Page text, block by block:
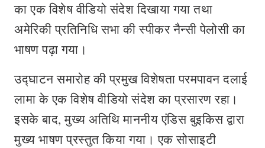
का एक विशेष वीडियो संदेश दिखाया गया तथा
अमेरिकी प्रतिनिधि सभा की स्पीकर नैन्सी पेलोसी का
भाषण पढ़ा गया।
उद्घाटन समारोह की प्रमुख विशेषता परमपावन दलाई
लामा के एक विशेष वीडियो संदेश का प्रसारण रहा।
इसके बाद, मुख्य अतिथि माननीय एंडिस बुइकिस द्वारा
मुख्य भाषण प्रस्तुत किया गया। एक सोसाइटी